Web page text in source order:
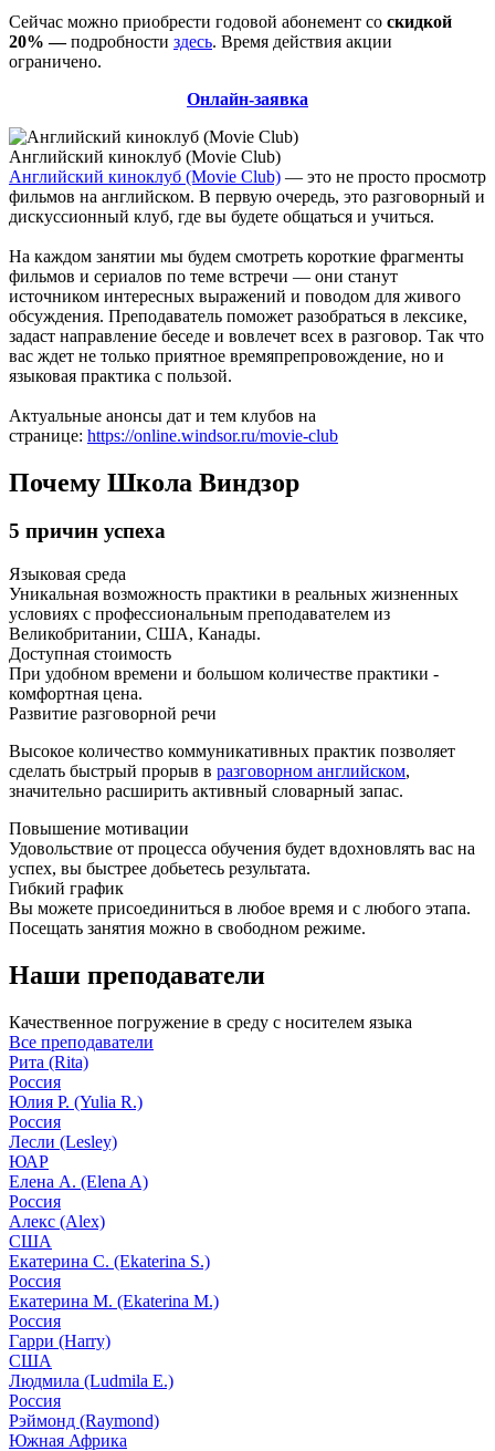
Сейчас можно приобрести годовой абонемент со скидкой
20% —подробности здесь. Время действия акции
ограничено.
Онлайн-заявка
Английский киноклуб (Movie Club)
Английский киноклуб (Movie Club) — это не просто просмотр
фильмов на английском. В первую очередь, это разговорный и
дискуссионный клуб, где вы будете общаться и учиться.
На каждом занятии мы будем смотреть короткие фрагменты
фильмов и сериалов по теме встречи — они станут
источником интересных выражений и поводом для живого
обсуждения. Преподаватель поможет разобраться в лексике,
задаст направление беседе и вовлечет всех в разговор. Так что
вас ждет не только приятное времяпрепровождение, но и
языковая практика с пользой.
Актуальные анонсы дат и тем клубов на
странице: https://online.windsor.ru/movie-club
Почему Школа Виндзор
5 причин успеха
Языковая среда
Уникальная возможность практики в реальных жизненных
условиях с профессиональным преподавателем из
Великобритании, США, Канады.
Доступная стоимость
При удобном времени и большом количестве практики -
комфортная цена.
Развитие разговорной речи
Высокое количество коммуникативных практик позволяет
сделать быстрый прорыв в разговорном английском,
значительно расширить активный словарный запас.
Повышение мотивации
Удовольствие от процесса обучения будет вдохновлять вас на
успех, вы быстрее добьетесь результата.
Гибкий график
Вы можете присоединиться в любое время и с любого этапа.
Посещать занятия можно в свободном режиме.
Наши преподаватели
Качественное погружение в среду с носителем языка
Все преподаватели
Рита (Rita)
Россия
Юлия Р. (Yulia R.)
Россия
Лесли (Lesley)
ЮАР
Елена А. (Elena A)
Россия
Алекс (Alex)
США
Екатерина С. (Ekaterina S.)
Россия
Екатерина М. (Ekaterina M.)
Россия
Гарри (Harry)
США
Людмила (Ludmila E.)
Россия
Рэймонд (Raymond)
Южная Африка